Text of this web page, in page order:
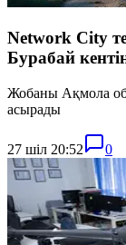
Network City
Бурабай
Жобаны Ақмола
асырады
27 шіл 20:52 0